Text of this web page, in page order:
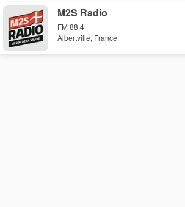
M2S Radio
FM 88.4
Albertville, France